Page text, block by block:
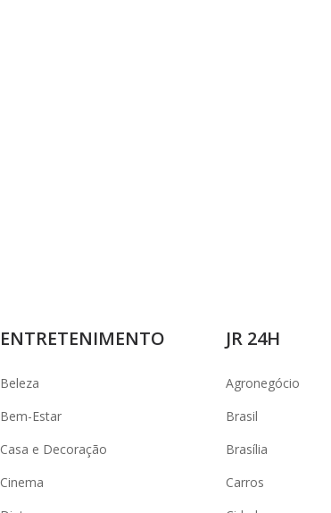
ENTRETENIMENTO
Beleza
Bem-Estar
Casa e Decoração
Cinema
JR 24H
Agronegócio
Brasil
Brasília
Carros